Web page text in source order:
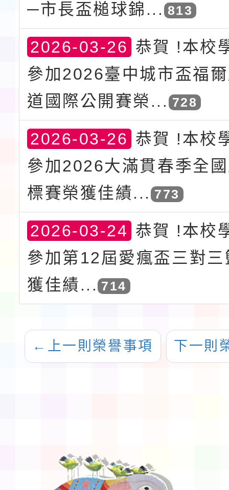
─市長盃槌球錦... 813
2026-03-26 恭賀 !本校
參加2026臺中城市盃福
道國際公開賽榮... 728
2026-03-26 恭賀 !本校
參加2026大滿貫春季全
標賽榮獲佳績... 773
2026-03-24 恭賀 !本校
參加第12屆愛瘋盃三對
獲佳績... 714
← 上一則榮譽事項 下一則